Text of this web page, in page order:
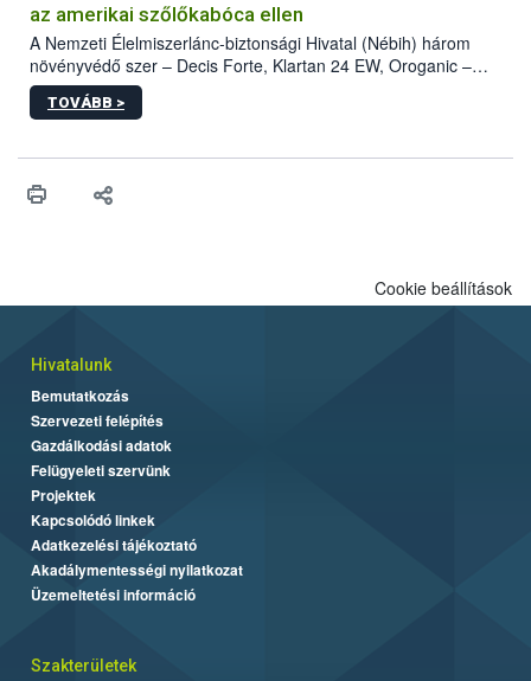
az amerikai szőlőkabóca ellen
A Nemzeti Élelmiszerlánc-biztonsági Hivatal (Nébih) három
növényvédő szer – Decis Forte, Klartan 24 EW, Oroganic –
engedélyokiratát módosította, így azok a szüretet követően,
egészen a vesszőérettség (BBCH 91) stádiumáig
érésű szőlőkben is legyen lehetőség a károsító elleni további
felhasználók számára is elérhető és ökológiai termesztésben is
TOVÁBB >
Cookie beállítások
Hivatalunk
Bemutatkozás
Szervezeti felépítés
Gazdálkodási adatok
Felügyeleti szervünk
Projektek
Kapcsolódó linkek
Adatkezelési tájékoztató
Akadálymentességi nyilatkozat
Üzemeltetési információ
Szakterületek